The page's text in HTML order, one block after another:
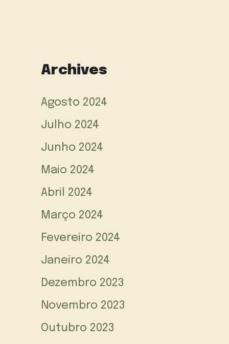
Archives
Agosto 2024
Julho 2024
Junho 2024
Maio 2024
Abril 2024
Março 2024
Fevereiro 2024
Janeiro 2024
Dezembro 2023
Novembro 2023
Outubro 2023